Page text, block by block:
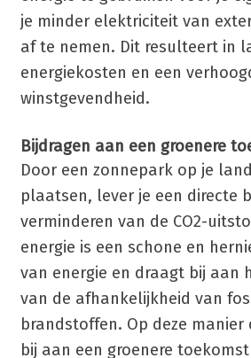
je minder elektriciteit van
af te nemen. Dit resulteert in
energiekosten en een
winstgevendheid.
Bijdragen aan een groenere
Door een zonnepark op je
plaatsen, lever je een directe
verminderen van de CO2-
energie is een schone en
van energie en draagt bij aan
van de afhankelijkheid van
brandstoffen. Op deze
bij aan een groenere